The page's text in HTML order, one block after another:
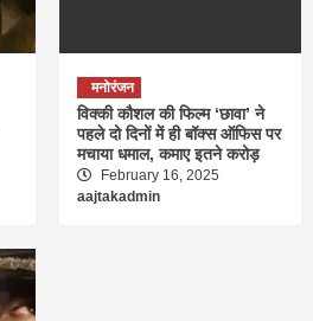
मनोरंजन
विक्की कौशल की फिल्म ‘छावा’ ने
पहले दो दिनों में ही बॉक्स ऑफिस पर
मचाया धमाल, कमाए इतने करोड़
February 16, 2025
aajtakadmin